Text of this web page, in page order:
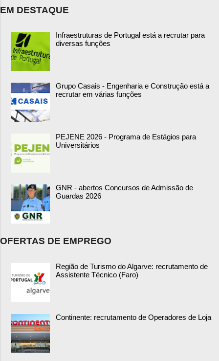
EM DESTAQUE
Infraestruturas de Portugal está a recrutar para
diversas funções
Grupo Casais - Engenharia e Construção está a
recrutar em várias funções
PEJENE 2026 - Programa de Estágios para
Universitários
GNR - abertos Concursos de Admissão de
Guardas 2026
OFERTAS DE EMPREGO
Região de Turismo do Algarve: recrutamento de
Assistente Técnico (Faro)
Continente: recrutamento de Operadores de Loja